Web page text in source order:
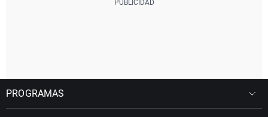
PROGRAMAS